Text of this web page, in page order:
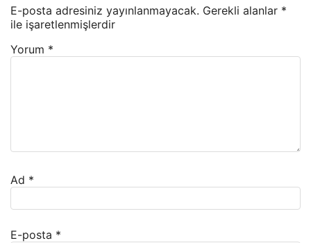
E-posta adresiniz yayınlanmayacak. Gerekli alanlar *
ile işaretlenmişlerdir
Yorum *
Ad *
E-posta *